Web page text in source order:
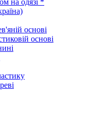
основі
основі